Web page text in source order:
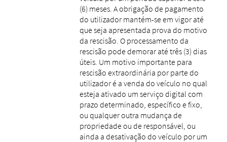
(6) meses. A obrigação de pagamento
do utilizador mantém-se em vigor até
que seja apresentada prova do motivo
da rescisão. O processamento da
rescisão pode demorar até três (3) dias
úteis. Um motivo importante para
rescisão extraordinária por parte do
utilizador é a venda do veículo no qual
esteja ativado um serviço digital com
prazo determinado, específico e fixo,
ou qualquer outra mudança de
propriedade ou de responsável, ou
ainda a desativação do veículo por um